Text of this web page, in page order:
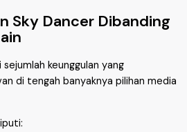
Sky Dancer Dibanding
keunggulan yang
di tengah banyaknya pilihan media